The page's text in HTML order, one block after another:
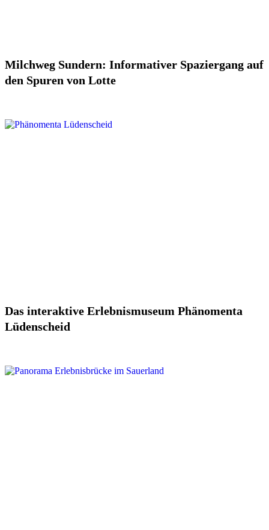
Milchweg Sundern: Informativer Spaziergang auf
den Spuren von Lotte
Das interaktive Erlebnismuseum Phänomenta
Lüdenscheid